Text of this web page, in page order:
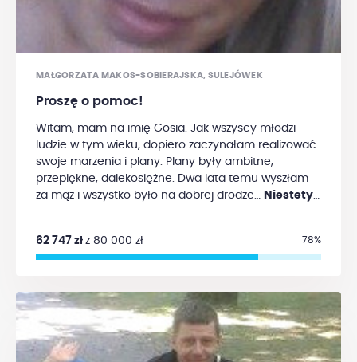
MAŁGORZATA MAKOS-SOBIERAJSKA, SULEJÓWEK
Proszę o pomoc!
Witam, mam na imię Gosia. Jak wszyscy młodzi
ludzie w tym wieku, dopiero zaczynałam realizować
swoje marzenia i plany. Plany były ambitne,
przepiękne, dalekosiężne. Dwa lata temu wyszłam
za mąż i wszystko było na dobrej drodze… Niestety
przeszłam operację usunięcia wraz z okolicznym
węzłem chłonnym. Wszyscy byli dobrej myśli,
mnie szokiem.Nowotwór złośliwy, a dokładnie
czerniak…Kolejne wyniki badań potwierdziły
diagnozę i wykazały dodatkowe przerzuty na oba
płuca. We wrześniu, bardzo szybko zostałam objęta
62 747 zł z 80 000 zł 78%